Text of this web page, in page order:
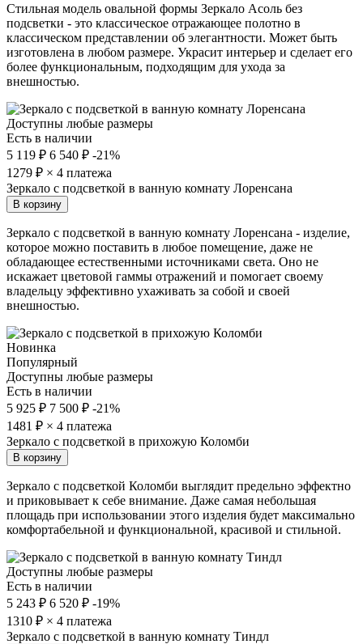
Стильная модель овальной формы Зеркало Асоль без
подсветки - это классическое отражающее полотно в
классическом представлении об элегантности. Может быть
изготовлена в любом размере. Украсит интерьер и сделает его
более функциональным, подходящим для ухода за
внешностью.
Доступны любые размеры
Есть в наличии
5 119 ₽ 6 540 ₽ -21%
1279 ₽ × 4 платежа
Зеркало с подсветкой в ванную комнату Лоренсана
В корзину
Зеркало с подсветкой в ванную комнату Лоренсана - изделие,
которое можно поставить в любое помещение, даже не
обладающее естественными источниками света. Оно не
искажает цветовой гаммы отражений и помогает своему
владельцу эффективно ухаживать за собой и своей
внешностью.
Новинка
Популярный
Доступны любые размеры
Есть в наличии
5 925 ₽ 7 500 ₽ -21%
1481 ₽ × 4 платежа
Зеркало с подсветкой в прихожую Коломби
В корзину
Зеркало с подсветкой Коломби выглядит предельно эффектно
и приковывает к себе внимание. Даже самая небольшая
площадь при использовании этого изделия будет максимально
комфортабельной и функциональной, красивой и стильной.
Доступны любые размеры
Есть в наличии
5 243 ₽ 6 520 ₽ -19%
1310 ₽ × 4 платежа
Зеркало с подсветкой в ванную комнату Тиндл